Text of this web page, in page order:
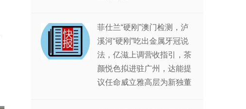
菲仕兰“硬刚”澳门检测，泸
溪河“硬刚”吃出金属牙冠说
法，亿滋上调营收指引，茶
颜悦色拟进驻广州，达能提
议任命威立雅高层为新独董